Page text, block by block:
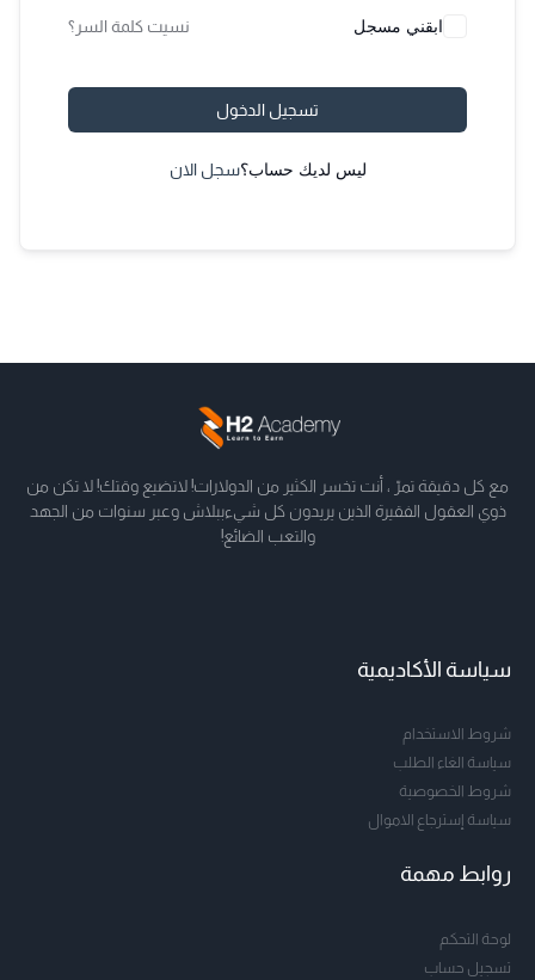
ابقني مسجل نسيت كلمة السر؟
تسجيل الدخول
ليس لديك حساب؟سجل الان
مع كل دقيقة تمرّ ، أنت تخسر الكثير من الدولارات! لاتضيع وقتك! لا تكن من
ذوي العقول الفقيرة الذين يريدون كل شيءببلاش وعبر سنوات من الجهد
والتعب الضائع!
سياسة الأكاديمية
شروط الاستخدام
سياسة الغاء الطلب
شروط الخصوصية
سياسة إسترجاع الاموال
روابط مهمة
لوحة التحكم
تسجيل حساب